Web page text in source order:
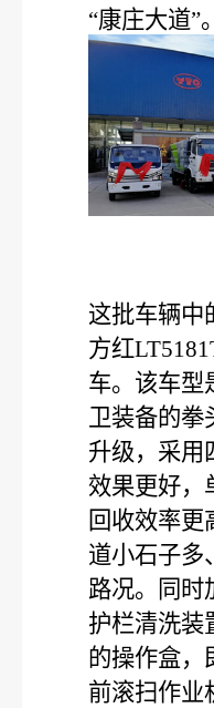
“康庄大道”。
这批车辆中
方红
车。该车型
卫装备的拳
升级，采用
效果更好，
回收效率更
道小石子多
路况。同时
护栏清洗装
的操作盒，
前滚扫作业